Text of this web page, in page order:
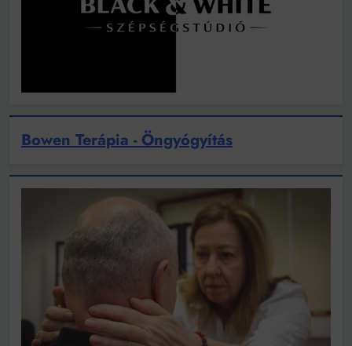
Bowen Terápia - Öngyógyítás